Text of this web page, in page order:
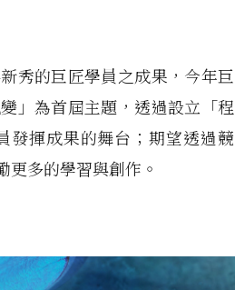
秀的巨匠學員之成果，今年巨
」為首屆主題，透過設立「程
發揮成果的舞台；期望透過競
多的學習與創作。